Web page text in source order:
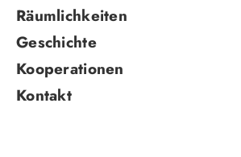
überspringen
Räumlichkeiten
Geschichte
Kooperationen
Kontakt